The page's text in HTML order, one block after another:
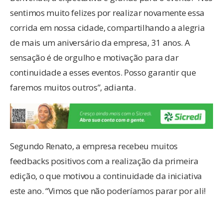
sentimos muito felizes por realizar novamente essa
corrida em nossa cidade, compartilhando a alegria
de mais um aniversário da empresa, 31 anos. A
sensação é de orgulho e motivação para dar
continuidade a esses eventos. Posso garantir que
faremos muitos outros”, adianta.
Segundo Renato, a empresa recebeu muitos
feedbacks positivos com a realização da primeira
edição, o que motivou a continuidade da iniciativa
este ano. “Vimos que não poderíamos parar por ali!